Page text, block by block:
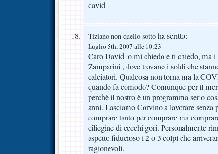
david
Tiziano non quello sotto ha scritto:
Luglio 5th, 2007 alle 10:23
Caro David io mi chiedo e ti chiedo, ma
Zamparini , dove trovano i soldi che
calciatori. Qualcosa non torna ma la
quando fa comodo? Comunque per il
perchè il nostro è un programma serio
anni. Lasciamo Corvino a lavorare senza
comprare tanto per comprare ma
ciliegine di cecchi gori. Personalmente
aspetto fiducioso i 2 o 3 colpi che
ragionevoli.